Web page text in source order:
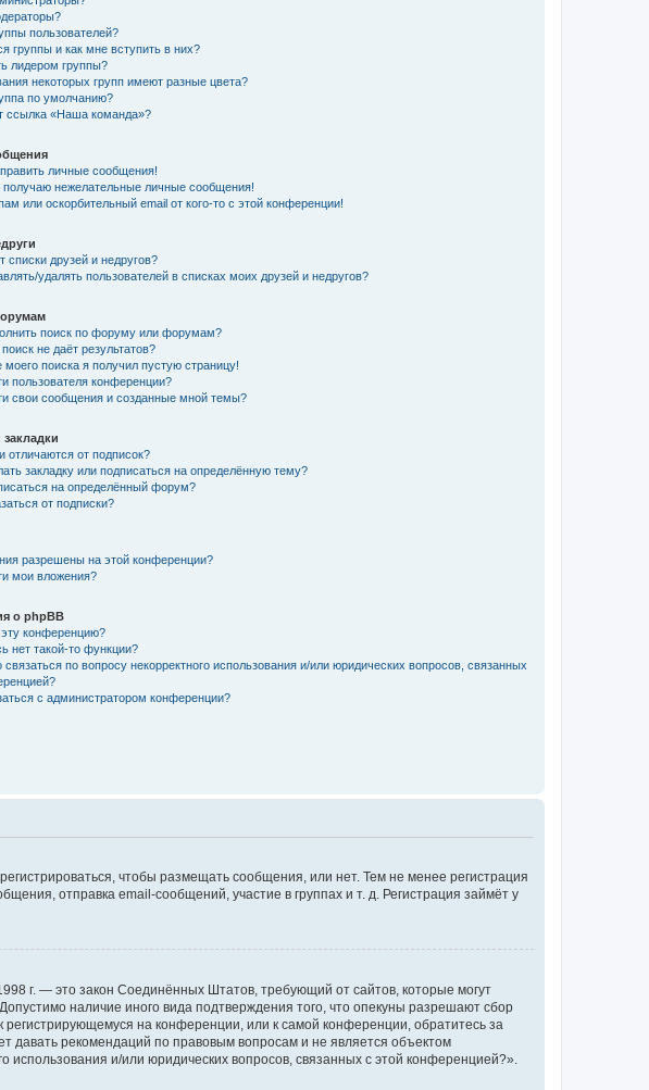
пользователей?
группы и как мне вступить в них?
лидером группы?
некоторых групп имеют разные цвета?
по умолчанию?
ссылка «Наша команда»?
личные сообщения!
получаю нежелательные личные сообщения!
или оскорбительный email от кого-то с этой конференции!
списки друзей и недругов?
удалять пользователей в списках моих друзей и недругов?
поиск по форуму или форумам?
не даёт результатов?
моего поиска я получил пустую страницу!
пользователя конференции?
свои сообщения и созданные мной темы?
отличаются от подписок?
закладку или подписаться на определённую тему?
на определённый форум?
от подписки?
разрешены на этой конференции?
мои вложения?
о phpBB
эту конференцию?
нет такой-то функции?
по вопросу некорректного использования и/или юридических вопросов, связанных
с администратором конференции?
чтобы размещать сообщения, или нет. Тем не менее регистрация
отправка email-сообщений, участие в группах и т. д. Регистрация займёт у
г. — это закон Соединённых Штатов, требующий от сайтов, которые могут
наличие иного вида подтверждения того, что опекуны разрешают сбор
на конференции, или к самой конференции, обратитесь за
давать рекомендаций по правовым вопросам и не является объектом
использования и/или юридических вопросов, связанных с этой конференцией?».